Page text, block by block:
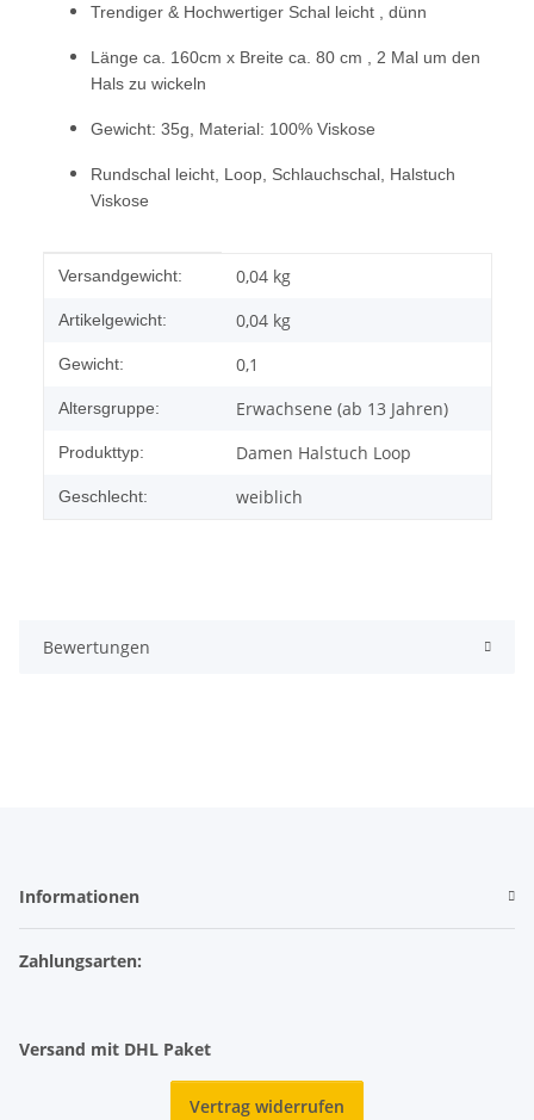
Trendiger & Hochwertiger Schal leicht , dünn
Länge ca. 160cm x Breite ca. 80 cm , 2 Mal um den
Hals zu wickeln
Gewicht: 35g, Material: 100% Viskose
Rundschal leicht, Loop, Schlauchschal, Halstuch
Viskose
Produkteigenschaft
Wert
Versandgewicht: 0,04 kg
Artikelgewicht: 0,04 kg
Gewicht: 0,1
Altersgruppe: Erwachsene (ab 13 Jahren)
Produkttyp: Damen Halstuch Loop
Geschlecht: weiblich
Bewertungen
Informationen
Zahlungsarten:
Versand mit DHL Paket
Vertrag widerrufen